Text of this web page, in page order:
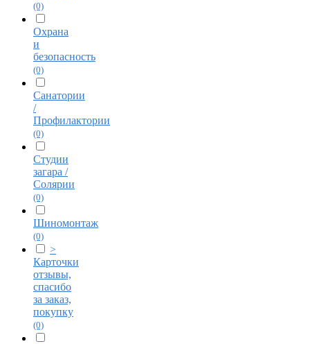
(0)
Охрана
и
безопасность
(0)
Санатории
/
Профилактории
(0)
Студии
загара /
Солярии
(0)
Шиномонтаж
(0)
>
Карточки
отзывы,
спасибо
за заказ,
покупку
(0)